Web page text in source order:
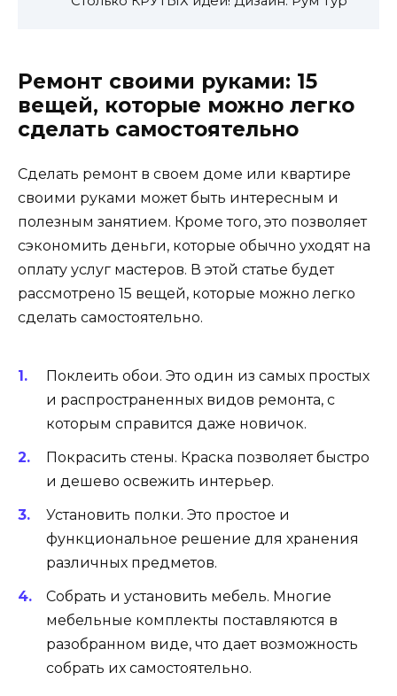
Ремонт своими руками: 15
вещей, которые можно легко
сделать самостоятельно
Сделать ремонт в своем доме или квартире
своими руками может быть интересным и
полезным занятием. Кроме того, это позволяет
сэкономить деньги, которые обычно уходят на
оплату услуг мастеров. В этой статье будет
рассмотрено 15 вещей, которые можно легко
сделать самостоятельно.
Поклеить обои. Это один из самых простых
и распространенных видов ремонта, с
которым справится даже новичок.
Покрасить стены. Краска позволяет быстро
и дешево освежить интерьер.
Установить полки. Это простое и
функциональное решение для хранения
различных предметов.
Собрать и установить мебель. Многие
мебельные комплекты поставляются в
разобранном виде, что дает возможность
собрать их самостоятельно.